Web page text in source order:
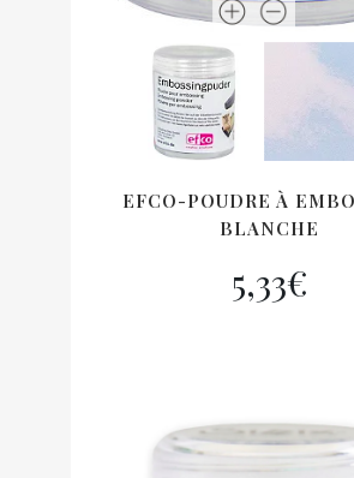
EFCO-POUDRE À
BLANCHE
5,33€